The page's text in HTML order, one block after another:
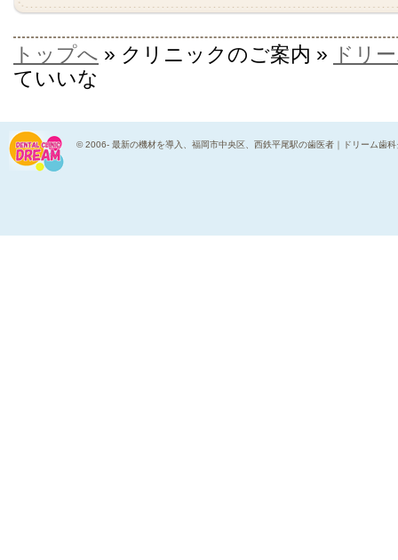
トップへ » クリニックのご案内 » ドリ
ていいな
© 2006- 最新の機材を導入、福岡市中央区、西鉄平尾駅の歯医者｜ドリーム歯